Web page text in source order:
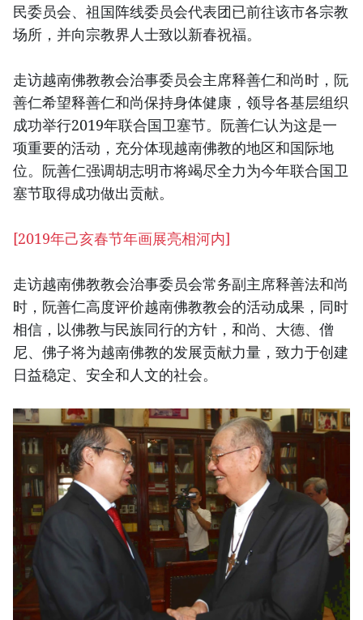
民委员会、祖国阵线委员会代表团已前往该市各宗教
场所，并向宗教界人士致以新春祝福。
走访越南佛教教会治事委员会主席释善仁和尚时，阮
善仁希望释善仁和尚保持身体健康，领导各基层组织
成功举行2019年联合国卫塞节。阮善仁认为这是一
项重要的活动，充分体现越南佛教的地区和国际地
位。阮善仁强调胡志明市将竭尽全力为今年联合国卫
塞节取得成功做出贡献。
[2019年己亥春节年画展亮相河内]
走访越南佛教教会治事委员会常务副主席释善法和尚
时，阮善仁高度评价越南佛教教会的活动成果，同时
相信，以佛教与民族同行的方针，和尚、大德、僧
尼、佛子将为越南佛教的发展贡献力量，致力于创建
日益稳定、安全和人文的社会。